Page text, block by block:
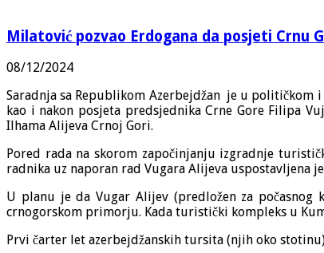
Milatović pozvao Erdogana da posjeti Crnu
08/12/2024
Saradnja sa Republikom Azerbejdžan je u političkom i
kao i nakon posjeta predsjednika Crne Gore Filipa
Ilhama Alijeva Crnoj Gori.
Pored rada na skorom započinjanju izgradnje
radnika uz naporan rad Vugara Alijeva uspostavljena
U planu je da Vugar Alijev (predložen za počasnog
crnogorskom primorju. Kada turistički kompleks u
Prvi čarter let azerbejdžanskih tursita (njih oko